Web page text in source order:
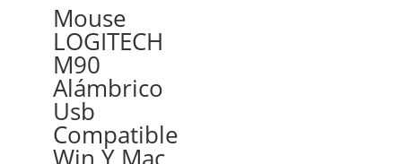
Mouse
LOGITECH
M90
Alámbrico
Usb
Compatible
Win Y Mac